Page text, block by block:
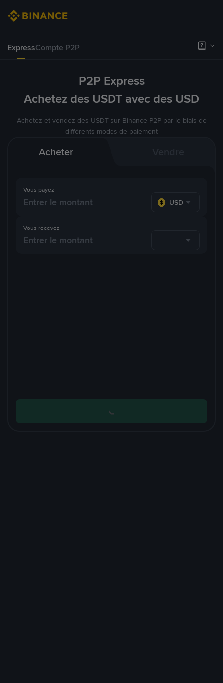
ExpressCompte P2P
P2P Express
Achetez des USDT avec des USD
Achetez et vendez des USDT sur Binance P2P par le biais de
différents modes de paiement
Acheter
Vous payez
USD
Vous recevez